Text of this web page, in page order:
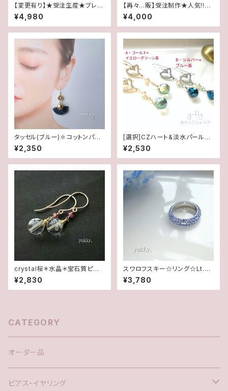
【変更有り】★受注生産★ブレス
腕時計(パール･クリーム系ゴー
ルド)･A
¥4,980
【再々…販】受注制作★人気!!チ
ェコカットガラス＊夏～秋冬へ＊
Y字ロングネックレス
¥4,000
タッセル(ブルー)✽コットンパー
ル✽スワロフスキー(ピアス/イヤ
リング)
¥2,350
[選択]CZハート&淡水パール✽
カットガラス(1ペア)14kgf/SFピ
アスorイヤリング
¥2,530
crystal桜＊水晶＊宝石質ピン
クトルマリン(ボタン)14Kgfピア
ス/イヤリング
¥2,830
スワロフスキー☆リング☆Lt.サ
ファイヤ5.5号
¥3,780
CATEGORY
オーダー品
ピアス・イヤリング